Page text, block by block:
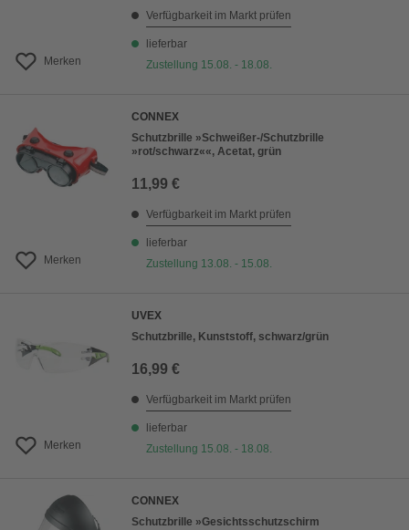
Merken
Verfügbarkeit im Markt prüfen
lieferbar
Zustellung 15.08. - 18.08.
Merken
CONNEX
Schutzbrille »Schweißer-/Schutzbrille
»rot/schwarz««, Acetat, grün
11,99 €
Verfügbarkeit im Markt prüfen
lieferbar
Zustellung 13.08. - 15.08.
Merken
UVEX
Schutzbrille, Kunststoff, schwarz/grün
16,99 €
Verfügbarkeit im Markt prüfen
lieferbar
Zustellung 15.08. - 18.08.
CONNEX
Schutzbrille »Gesichtsschutzschirm